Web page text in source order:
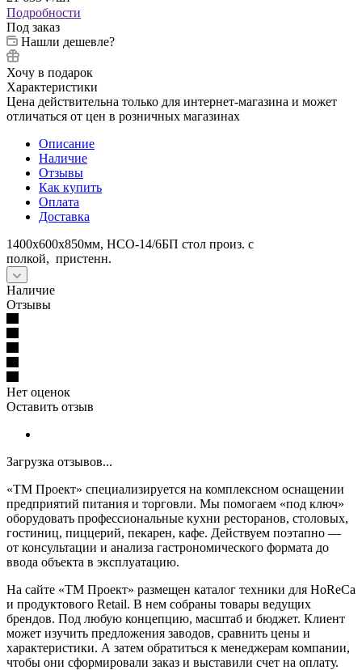
Подробности
Под заказ
Нашли дешевле?
Хочу в подарок
Характеристики
Цена действительна только для интернет-магазина и может
отличаться от цен в розничных магазинах
Описание
Наличие
Отзывы
Как купить
Оплата
Доставка
1400х600х850мм, НСО-14/6БП стол произ. с
полкой, пристенн.
Наличие
Отзывы
Нет оценок
Оставить отзыв
Загрузка отзывов...
«ТМ Проект» специализируется на комплексном оснащении
предприятий питания и торговли. Мы помогаем «под ключ»
оборудовать профессиональные кухни ресторанов, столовых,
гостиниц, пиццерий, пекарен, кафе. Действуем поэтапно —
от консультации и анализа гастрономического формата до
ввода объекта в эксплуатацию.
На сайте «ТМ Проект» размещен каталог техники для HoReCa
и продуктового Retail. В нем собраны товары ведущих
брендов. Под любую концепцию, масштаб и бюджет. Клиент
может изучить предложения заводов, сравнить цены и
характеристики. А затем обратиться к менеджерам компании,
чтобы они сформировали заказ и выставили счет на оплату.